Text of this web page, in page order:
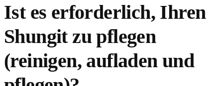
Ist es erforderlich, Ihren
Shungit zu pflegen
(reinigen, aufladen und